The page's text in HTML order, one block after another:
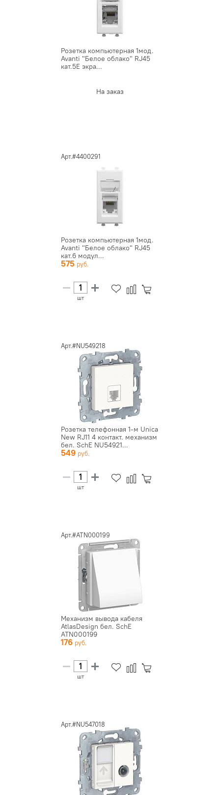
Розетка компьютерная 1мод.
Avanti "Белое облако" RJ45
кат.5E экра...
На заказ
Арт.#4400291
Розетка компьютерная 1мод.
Avanti "Белое облако" RJ45
кат.6 модул...
575
шт
Арт.#NU549218
Розетка телефонная 1-м Unica
New RJ11 4 контакт. механизм
бел. SchE NU54921...
549
шт
Арт.#ATN000199
Механизм вывода кабеля
AtlasDesign бел. SchE
ATN000199
176
шт
Арт.#NU547018